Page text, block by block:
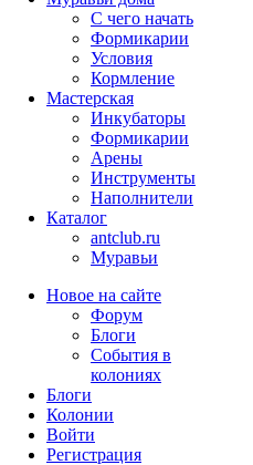
С чего начать
Формикарии
Условия
Кормление
Мастерская
Инкубаторы
Формикарии
Арены
Инструменты
Наполнители
Каталог
antclub.ru
Муравьи
Новое на сайте
Форум
Блоги
События в
колониях
Блоги
Колонии
Войти
Peгиcтpaция